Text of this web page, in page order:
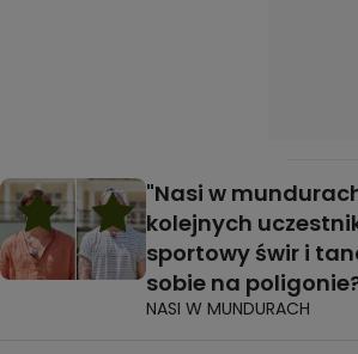
"Nasi w
kolejnych
sportowy świr i
sobie na
NASI W MUNDURACH